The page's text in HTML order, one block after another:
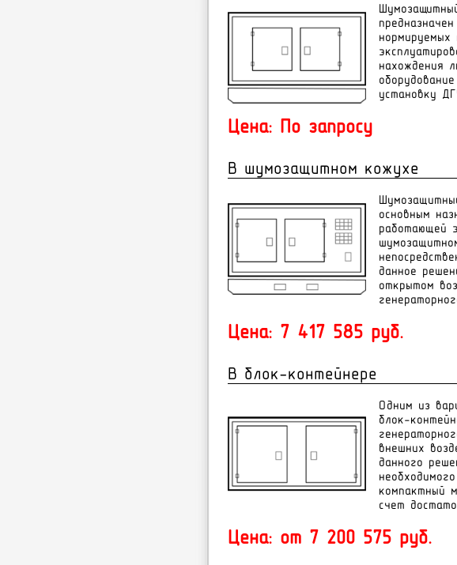
íîðìèðóåìûõ
íàõîæäåíèÿ
óñòàíîâêó
Цена: По запросу
В шумозащитном кожухе
основным
работающей
данное
открытом
Цена: 7 417 585 руб.
В блок-контейнере
Одним из
блок-
внешних
данного
компактный
счет
Цена: от 7 200 575 руб.